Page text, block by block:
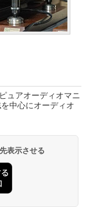
ュアオーディオマニ
中心にオーディオ
表示させる